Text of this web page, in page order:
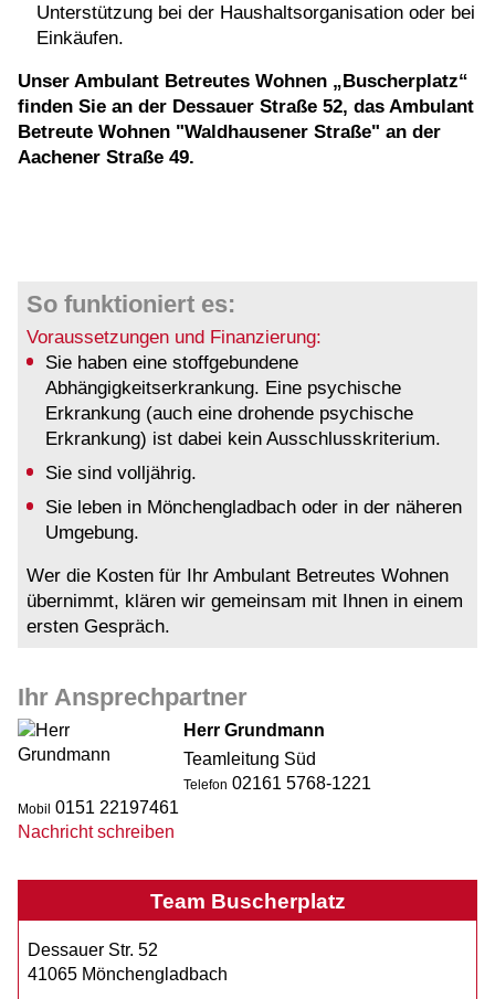
Unterstützung bei der Haushaltsorganisation oder bei
Einkäufen.
Unser Ambulant Betreutes Wohnen „Buscherplatz“
finden Sie an der Dessauer Straße 52, das Ambulant
Betreute Wohnen "Waldhausener Straße" an der
Aachener Straße 49.
So funktioniert es:
Voraussetzungen und Finanzierung:
Sie haben eine stoffgebundene
Abhängigkeitserkrankung. Eine psychische
Erkrankung (auch eine drohende psychische
Erkrankung) ist dabei kein Ausschlusskriterium.
Sie sind volljährig.
Sie leben in Mönchengladbach oder in der näheren
Umgebung.
Wer die Kosten für Ihr Ambulant Betreutes Wohnen
übernimmt, klären wir gemeinsam mit Ihnen in einem
ersten Gespräch.
Ihr Ansprechpartner
Herr Grundmann
Teamleitung Süd
Telefon 02161 5768-1221
Mobil 0151 22197461
Nachricht schreiben
Team Buscherplatz
Dessauer Str. 52
41065 Mönchengladbach